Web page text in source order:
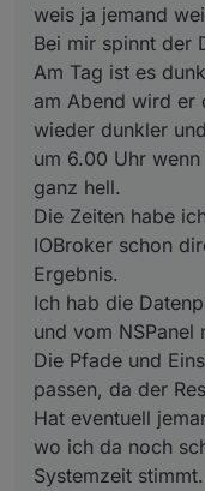
Die Pfade
da der Rest
Hat
wo ich da
Systemzeit
Vielen Dank
Olli
weis ja jemand
Bei mir spinnt der
Am Tag ist es
am Abend wird er
wieder dunkler
um 6.00 Uhr
ganz hell.
Die Zeiten habe
IOBroker schon
Ergebnis.
Ich hab die
und vom NSPanel
Die Pfade und
passen, da der
Hat eventuell
wo ich da noch
Systemzeit stimmt.